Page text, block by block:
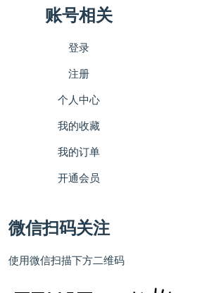
账号相关
登录
注册
个人中心
我的收藏
我的订单
开通会员
微信扫码关注
使用微信扫描下方二维码